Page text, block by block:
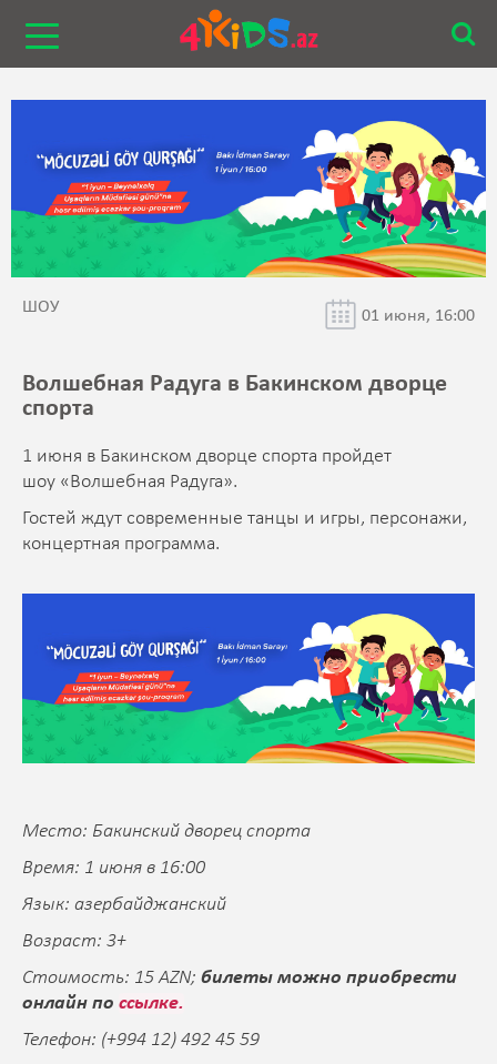
ШОУ 01 июня, 16:00
Волшебная Радуга в Бакинском дворце
спорта
1 июня в Бакинском дворце спорта пройдет
шоу «Волшебная Радуга».
Гостей ждут современные танцы и игры, персонажи,
концертная программа.
Место: Бакинский дворец спорта
Время: 1 июня в 16:00
Язык: азербайджанский
Возраст: 3+
Стоимость: 15 AZN; билеты можно приобрести
онлайн по ссылке.
Телефон: (+994 12) 492 45 59